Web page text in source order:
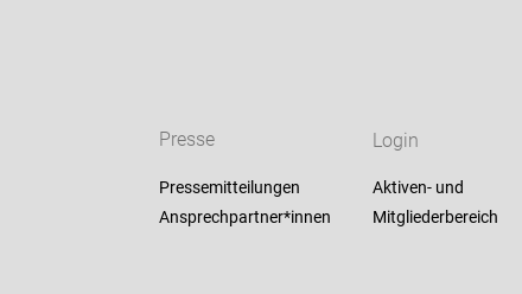
Presse
Pressemitteilungen
Ansprechpartner*innen
Login
Aktiven- und
Mitgliederbereich